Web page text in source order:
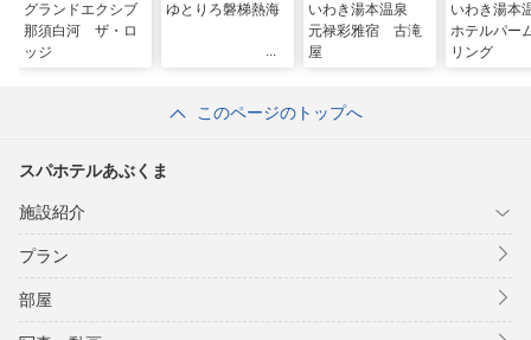
グランドエクシブ
那須白河 ザ・ロ
ッジ
ゆとりろ磐梯熱海
いわき湯本温泉
元禄彩雅宿 古滝
屋
いわき湯
ホテルパー
リング
このページのトップへ
スパホテルあぶくま
施設紹介
プラン
部屋